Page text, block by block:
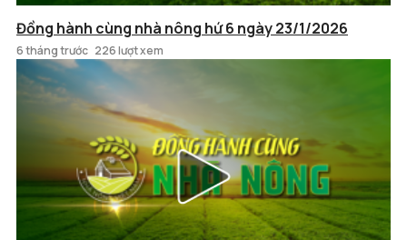
Đồng hành cùng nhà nông hứ 6 ngày 23/1/2026
6 tháng trước 226 lượt xem